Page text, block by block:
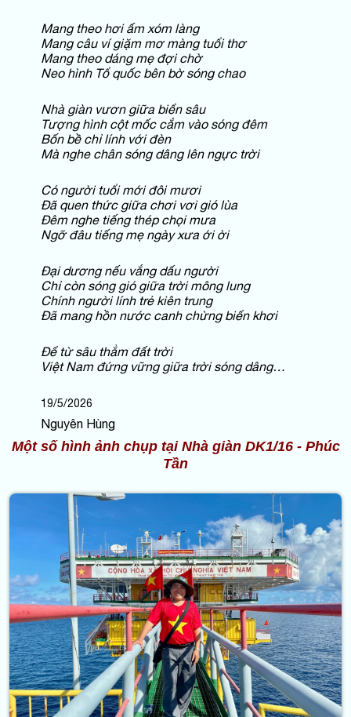
Mang theo hơi ấm xóm làng
Mang câu ví giặm mơ màng tuổi thơ
Mang theo dáng mẹ đợi chờ
Neo hình Tổ quốc bên bờ sóng chao
Nhà giàn vươn giữa biển sâu
Tượng hình cột mốc cắm vào sóng đêm
Bốn bề chỉ lính với đèn
Mà nghe chân sóng dâng lên ngực trời
Có người tuổi mới đôi mươi
Đã quen thức giữa chơi vơi gió lùa
Đêm nghe tiếng thép chọi mưa
Ngỡ đâu tiếng mẹ ngày xưa ới ời
Đại dương nếu vắng dấu người
Chỉ còn sóng gió giữa trời mông lung
Chính người lính trẻkiên trung
Đã mang hồn nước canh chừng biển khơi
Để từ sâu thẳm đất trời
Việt Nam đứng vững giữa trời sóng dâng…
19/5/2026
Nguyên Hùng
Một số hình ảnh chụp tại Nhà giàn DK1/16 - Phúc
Tần